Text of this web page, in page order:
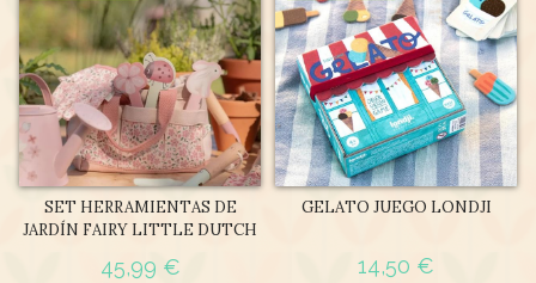
SET HERRAMIENTAS DE
JARDÍN FAIRY LITTLE DUTCH
45,99 €
GELATO JUEGO LONDJI
14,50 €